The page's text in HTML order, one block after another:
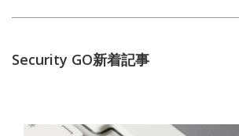
Security GO新着記事